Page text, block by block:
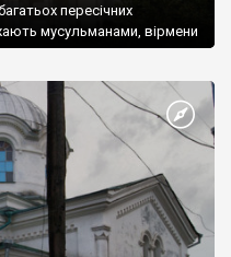
пересічних
мусульманами, вірмени